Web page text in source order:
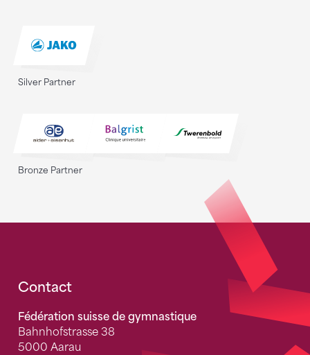
Silver Partner
Bronze Partner
Fusszeile
Contact
Fédération suisse de gymnastique
Bahnhofstrasse 38
5000 Aarau